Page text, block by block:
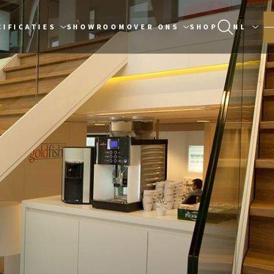
SHOWROOM OVER ONS SHOP